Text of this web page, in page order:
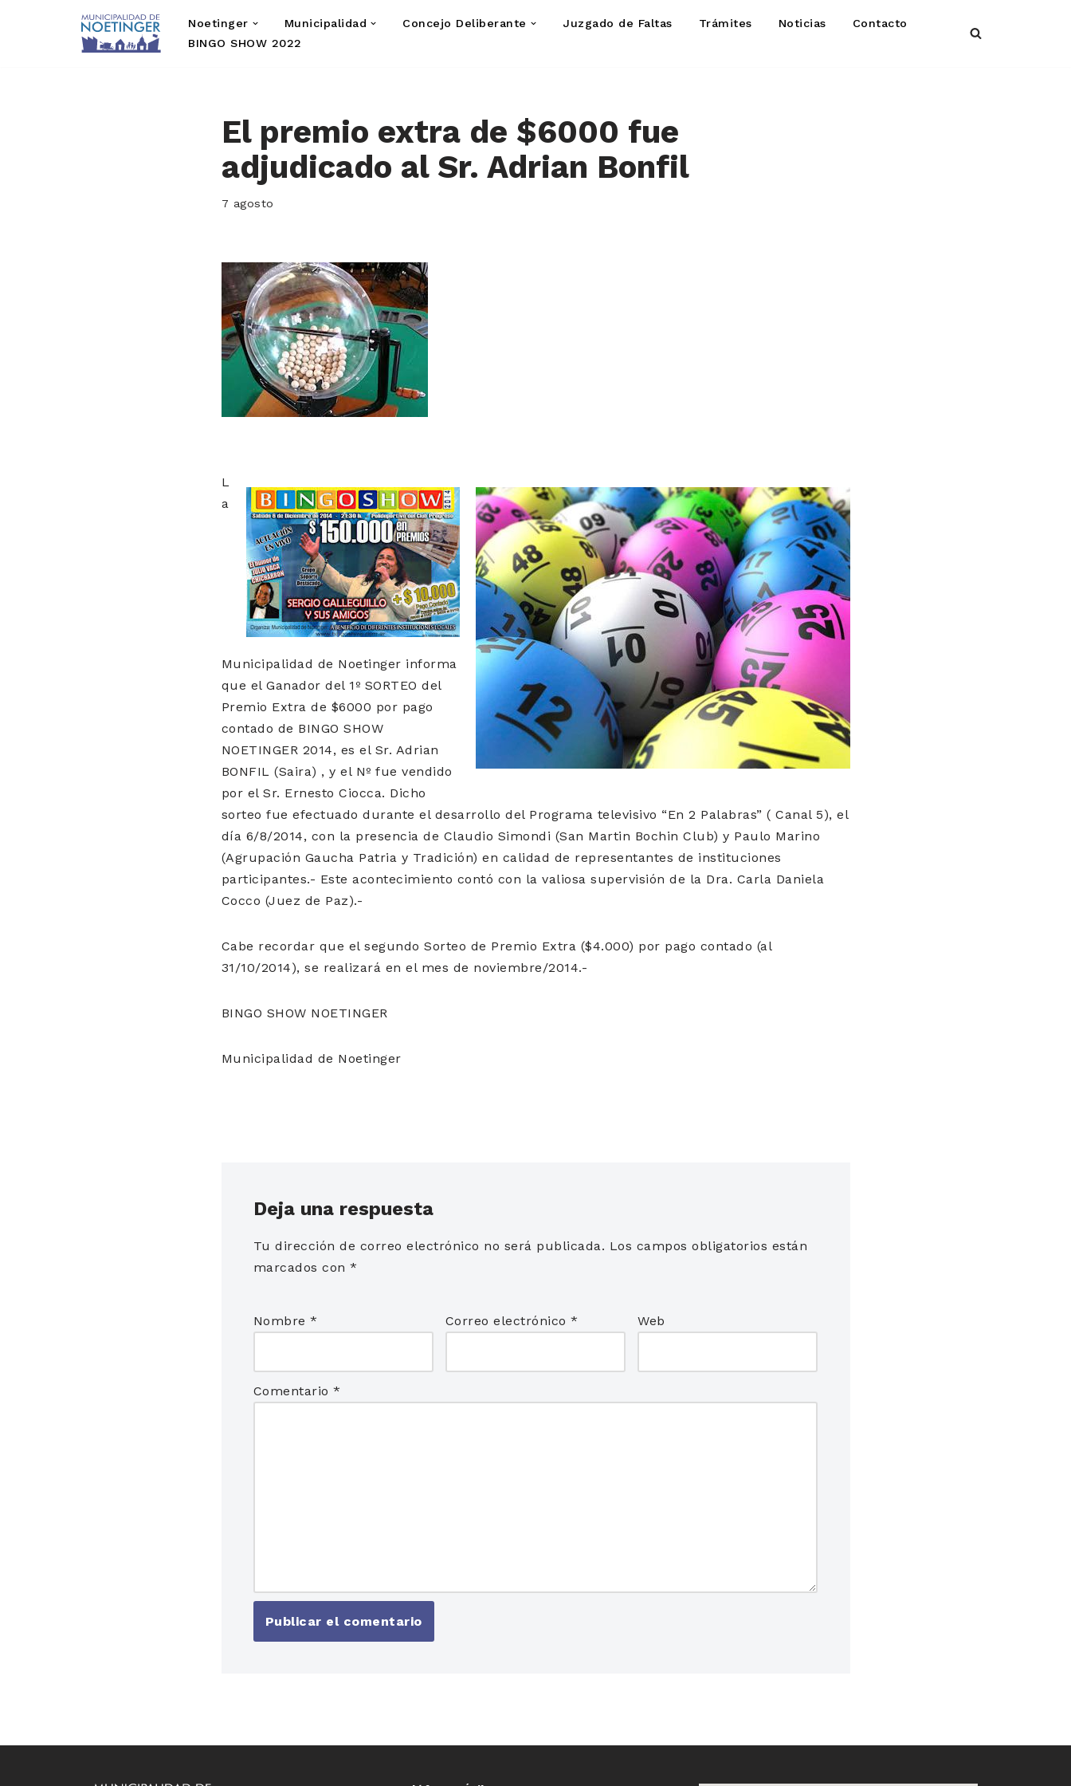
Noetinger Municipalidad Concejo Deliberante Juzgado de Faltas Trámites Noticias
Contacto
BINGO SHOW 2022
El premio extra de $6000 fue
adjudicado al Sr. Adrian Bonfil
7 agosto
L
a
Municipalidad de Noetinger informa
que el Ganador del 1º SORTEO del
Premio Extra de $6000 por pago
contado de BINGO SHOW
NOETINGER 2014, es el Sr. Adrian
BONFIL (Saira) , y el Nº fue vendido
por el Sr. Ernesto Ciocca. Dicho
sorteo fue efectuado durante el desarrollo del Programa televisivo “En 2 Palabras” ( Canal 5), el
día 6/8/2014, con la presencia de Claudio Simondi (San Martin Bochin Club) y Paulo Marino
(Agrupación Gaucha Patria y Tradición) en calidad de representantes de instituciones
participantes.- Este acontecimiento contó con la valiosa supervisión de la Dra. Carla Daniela
Cocco (Juez de Paz).-
Cabe recordar que el segundo Sorteo de Premio Extra ($4.000) por pago contado (al
31/10/2014), se realizará en el mes de noviembre/2014.-
BINGO SHOW NOETINGER
Municipalidad de Noetinger
Deja una respuesta
Tu dirección de correo electrónico no será publicada. Los campos obligatorios están
marcados con *
Nombre * Correo electrónico* Web
Comentario *